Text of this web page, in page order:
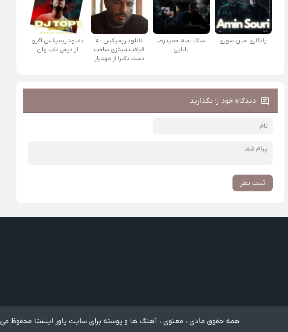
یادگاری امین سوری
سنگ تمام حمیدرضا
بابایی
دانلود ریمیکس به
قیافت مینازی ساخت
دست دکترا از مهدیار
دانلود ریمیکس آفرو
از ديجی تاپ وان
دیدگاه خود را بگذارید
ثبت نظر
همه حقوق مادی ، معنوی ، آهنگ ها و پوسته برای سایت پاور اینستا محفوظ